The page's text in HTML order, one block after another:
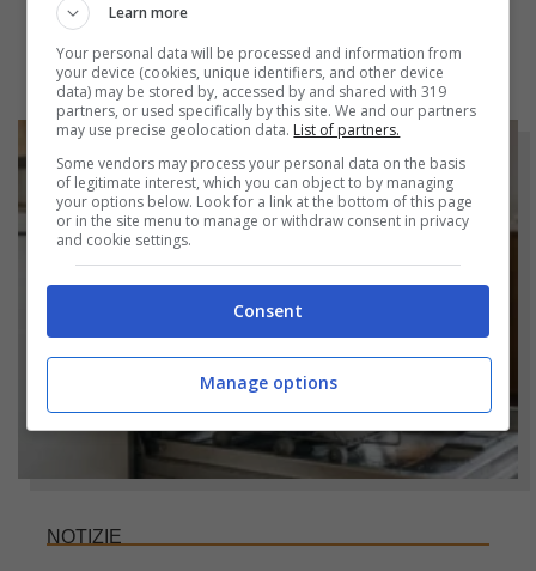
NOTIZIE
Learn more
Your personal data will be processed and information from
your device (cookies, unique identifiers, and other device
data) may be stored by, accessed by and shared with 319
partners, or used specifically by this site. We and our partners
may use precise geolocation data. List of partners.
Some vendors may process your personal data on the basis
of legitimate interest, which you can object to by managing
your options below. Look for a link at the bottom of this page
or in the site menu to manage or withdraw consent in privacy
and cookie settings.
Consent
Manage options